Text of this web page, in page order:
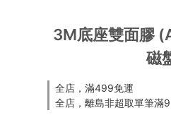
3M底座雙面膠
磁
全店，滿499免運
全店，離島非超取單筆滿